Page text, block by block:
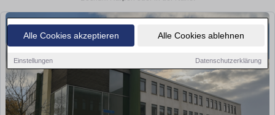
Alle Cookies akzeptieren Alle Cookies ablehnen
Einstellungen Datenschutzerklärung